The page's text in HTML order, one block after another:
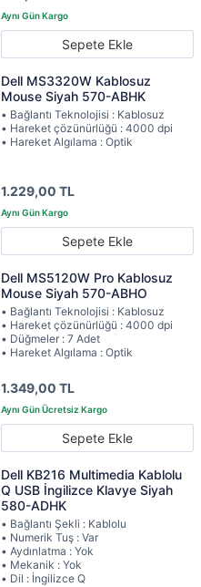
Sepete Ekle
Dell MS3320W Kablosuz
Mouse Siyah 570-ABHK
• Bağlantı Teknolojisi : Kablosuz
• Hareket çözünürlüğü : 4000 dpi
• Hareket Algılama : Optik
1.229,00 TL
Sepete Ekle
Dell MS5120W Pro Kablosuz
Mouse Siyah 570-ABHO
• Bağlantı Teknolojisi : Kablosuz
• Hareket çözünürlüğü : 4000 dpi
• Düğmeler : 7 Adet
• Hareket Algılama : Optik
1.349,00 TL
Sepete Ekle
Dell KB216 Multimedia Kablolu
Q USB İngilizce Klavye Siyah
580-ADHK
• Bağlantı Şekli : Kablolu
• Numerik Tuş : Var
• Aydınlatma : Yok
• Mekanik : Yok
• Dil : İngilizce Q